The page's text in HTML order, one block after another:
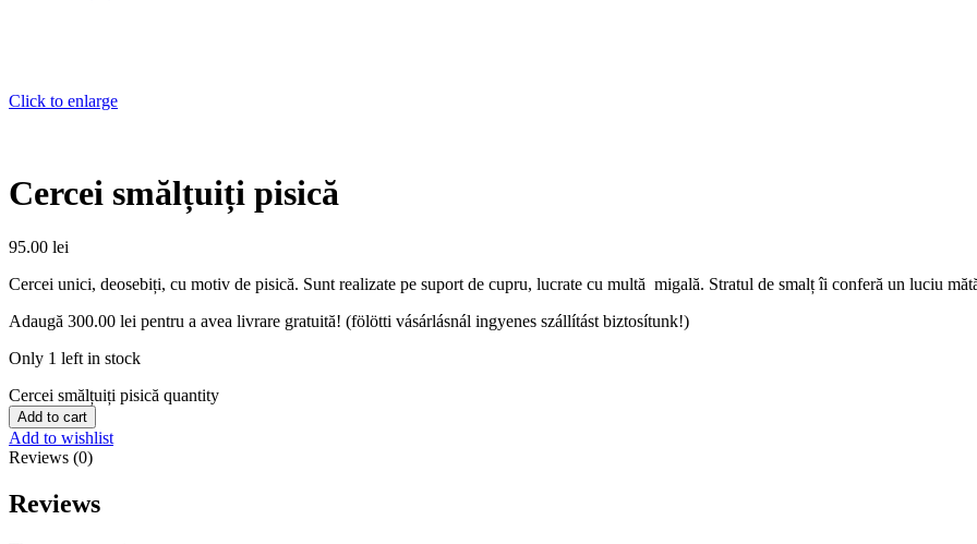
Click to enlarge
Cercei smălțuiți pisică
95.00 lei
Cercei unici, deosebiți, cu motiv de pisică. Sunt realizate pe suport de cupru, lucrate cu multă migală. Stratul de smalț îi conferă un luciu
Adaugă 300.00 lei pentru a avea livrare gratuită! (fölötti vásárlásnál ingyenes szállítást biztosítunk!)
Only 1 left in stock
Cercei smălțuiți pisică quantity
Add to cart
Add to wishlist
Reviews (0)
Reviews